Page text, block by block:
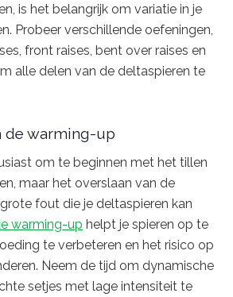
is het belangrijk om variatie in je
Probeer verschillende oefeningen,
front raises, bent over raises en
alle delen van de deltaspieren te
de warming-up
om te beginnen met het tillen
maar het overslaan van de
fout die je deltaspieren kan
warming-up helpt je spieren op te
te verbeteren en het risico op
Neem de tijd om dynamische
setjes met lage intensiteit te